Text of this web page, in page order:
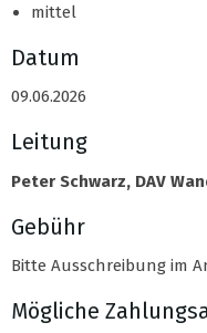
mittel
Datum
09.06.2026
Leitung
Peter Schwarz, DAV
Gebühr
Bitte Ausschreibung im
Mögliche